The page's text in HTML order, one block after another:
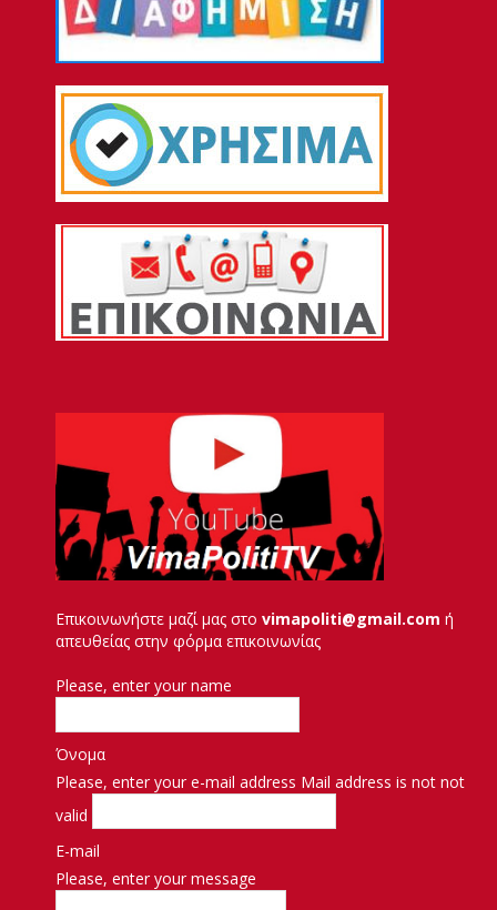
Επικοινωνήστε μαζί μας στο vimapoliti@gmail.com ή
απευθείας στην φόρμα επικοινωνίας
Please, enter your name
Όνομα
Please, enter your e-mail address Mail address is not not
valid
E-mail
Please, enter your message